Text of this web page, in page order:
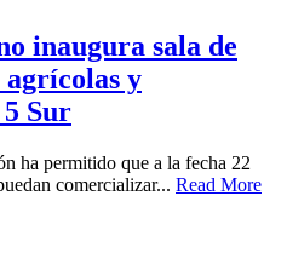
inaugura sala de
agrícolas y
Sur
ha permitido que a la fecha 22
comercializar... Read More